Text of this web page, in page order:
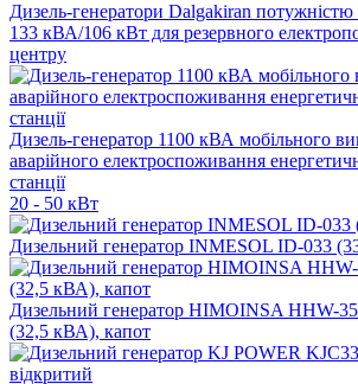
Дизель-генератори Dalgakiran
133 кВА/106 кВт для резервного
центру
Дизель-генератор 1100 кВА мобільного
аварійного електроспоживання
станції
20 - 50 кВт
Дизельний генератор INMESOL ID-033
Дизельний генератор HIMOINSA HHW-
(32,5 кВА), капот